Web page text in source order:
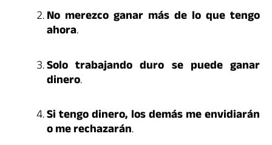
No merezco ganar más de lo que tengo
ahora.
Solo trabajando duro se puede ganar
dinero.
Si tengo dinero, los demás me envidiarán
o me rechazarán.